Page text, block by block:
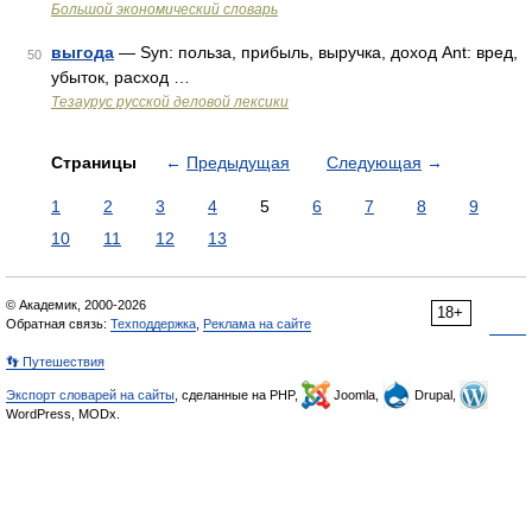
Большой экономический словарь
50 выгода — Syn: польза, прибыль, выручка, доход Ant: вред,
убыток, расход …
Тезаурус русской деловой лексики
Страницы ← Предыдущая Следующая →
1 2 3 4 5 6 7 8
9
10
11 12 13
18+
© Академик, 2000-2026
Обратная связь: Техподдержка Реклама на сайте
👣 Путешествия
Экспорт словарей на сайты , сделанные на PHP, Joomla,
Drupal,
WordPress, MODx.